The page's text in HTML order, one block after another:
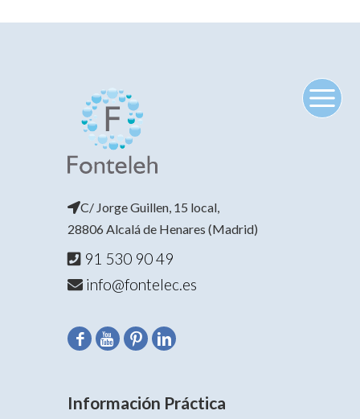
C/ Jorge Guillen, 15 local,
28806 Alcalá de Henares (Madrid)
91 530 90 49
info@fontelec.es
Información Práctica